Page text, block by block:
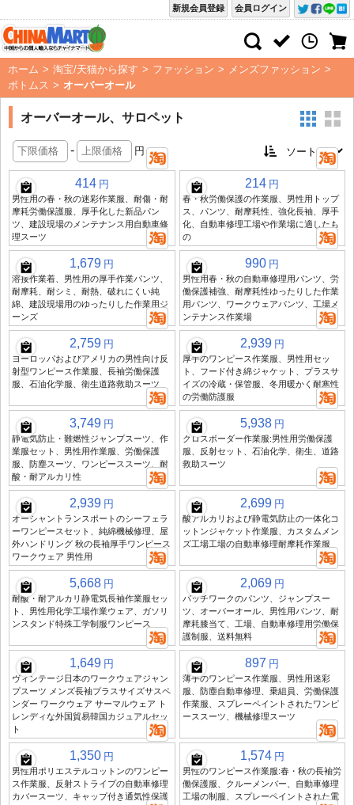
会員ログイン
新規会員登録
ホーム > 淘宝/天猫から探す > ファッション > メンズファッション >
ボトムス > オーバーオール
オーバーオール、サロペット
- 円
414 円
男性用の春・秋の迷彩作業服、耐傷・耐
摩耗労働保護服、厚手化した新品パン
ツ、建設現場のメンテナンス用自動車修
理スーツ
214 円
春・秋労働保護の作業服、男性用トップ
ス、パンツ、耐摩耗性、強化長袖、厚手
化、自動車修理工場や作業場に適したも
の
1,679 円
溶接作業着、男性用の厚手作業パンツ、
耐摩耗、耐シミ、耐熱、破れにくい純
綿、建設現場用のゆったりした作業用ジ
ーンズ
990 円
男性用春・秋の自動車修理用パンツ、労
働保護補強、耐摩耗性ゆったりした作業
用パンツ、ワークウェアパンツ、工場メ
ンテナンス作業場
2,759 円
ヨーロッパおよびアメリカの男性向け反
射型ワンピース作業服、長袖労働保護
服、石油化学服、衛生道路救助スーツ
2,939 円
厚手のワンピース作業服、男性用セッ
ト、フード付き綿ジャケット、プラスサ
イズの冷蔵・保管服、冬用暖かく耐寒性
の労働防護服
3,749 円
静電気防止・難燃性ジャンプスーツ、作
業服セット、男性用作業服、労働保護
服、防塵スーツ、ワンピーススーツ、耐
酸・耐アルカリ性
5,938 円
クロスボーダー作業服:男性用労働保護
服、反射セット、石油化学、衛生、道路
救助スーツ
2,939 円
オーシャントランスポートのシーフェラ
ーワンピースセット、純綿機械修理、屋
外ハンドリング 秋の長袖厚手ワンピース
ワークウェア 男性用
2,699 円
酸アルカリおよび静電気防止の一体化コ
ットンジャケット作業服、カスタムメン
ズ工場工場の自動車修理耐摩耗作業服
5,668 円
耐酸・耐アルカリ静電気長袖作業服セッ
ト、男性用化学工場作業ウェア、ガソリ
ンスタンド特殊工学制服ワンピース
2,069 円
パッチワークのパンツ、ジャンプスー
ツ、オーバーオール、男性用パンツ、耐
摩耗膝当て、工場、自動車修理用労働保
護制服、送料無料
1,649 円
ヴィンテージ日本のワークウェアジャン
プスーツ メンズ長袖プラスサイズサスペ
ンダー ワークウェア サーマルウェア ト
レンディな外国貿易韓国カジュアルセッ
ト
897 円
薄手のワンピース作業服、男性用迷彩
服、防塵自動車修理、乗組員、労働保護
作業服、スプレーペイントされたワンピ
ーススーツ、機械修理スーツ
1,350 円
男性用ポリエステルコットンのワンピー
ス作業服、反射ストライプの自動車修理
カバースーツ、キャップ付き通気性保護
1,574 円
男性のワンピース作業服:春・秋の長袖労
働保護服、クルーメンバー、自動車修理
工場の制服、スプレーペイントされた電